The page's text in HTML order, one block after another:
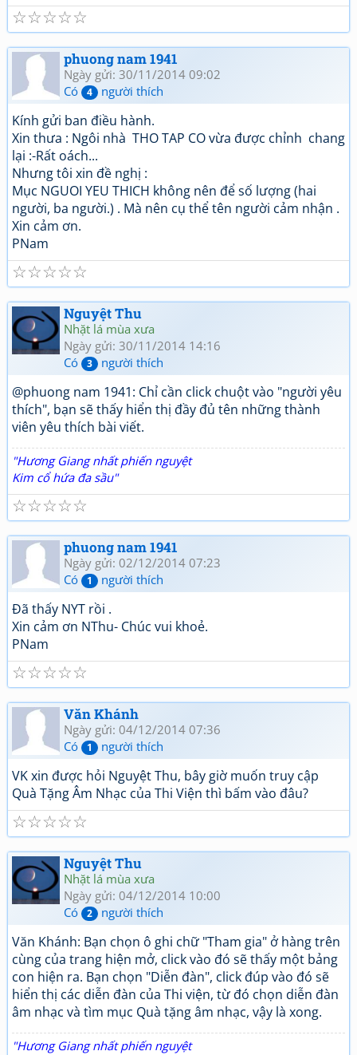
☆
☆
☆
☆
☆
phuong nam 1941
Ngày gửi: 30/11/2014 09:02
Có
4 người thích
Kính gửi ban điều hành.
Xin thưa : Ngôi nhà THO TAP CO vừa được chỉnh chang
lại :-Rất oách...
Nhưng tôi xin đề nghị :
Mục NGUOI YEU THICH không nên để số lượng (hai
người, ba người.) . Mà nên cụ thể tên người cảm nhận .
Xin cảm ơn.
PNam
☆
☆
☆
☆
☆
Nguyệt Thu
Nhặt lá mùa xưa
Ngày gửi: 30/11/2014 14:16
Có
3 người thích
@phuong nam 1941: Chỉ cần click chuột vào "người yêu
thích", bạn sẽ thấy hiển thị đầy đủ tên những thành
viên yêu thích bài viết.
"Hương Giang nhất phiến nguyệt
Kim cổ hứa đa sầu"
☆
☆
☆
☆
☆
phuong nam 1941
Ngày gửi: 02/12/2014 07:23
Có
1 người thích
Đã thấy NYT rồi .
Xin cảm ơn NThu- Chúc vui khoẻ.
PNam
☆
☆
☆
☆
☆
Văn Khánh
Ngày gửi: 04/12/2014 07:36
Có
1 người thích
VK xin được hỏi Nguyệt Thu, bây giờ muốn truy cập
Quà Tặng Âm Nhạc của Thi Viện thì bấm vào đâu?
☆
☆
☆
☆
☆
Nguyệt Thu
Nhặt lá mùa xưa
Ngày gửi: 04/12/2014 10:00
Có
2 người thích
Văn Khánh: Bạn chọn ô ghi chữ "Tham gia" ở hàng trên
cùng của trang hiện mở, click vào đó sẽ thấy một bảng
con hiện ra. Bạn chọn "Diễn đàn", click đúp vào đó sẽ
hiển thị các diễn đàn của Thi viện, từ đó chọn diễn đàn
âm nhạc và tìm mục Quà tặng âm nhạc, vậy là xong.
"Hương Giang nhất phiến nguyệt